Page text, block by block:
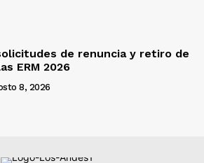
de renuncia y retiro de
ERM 2026
8, 2026